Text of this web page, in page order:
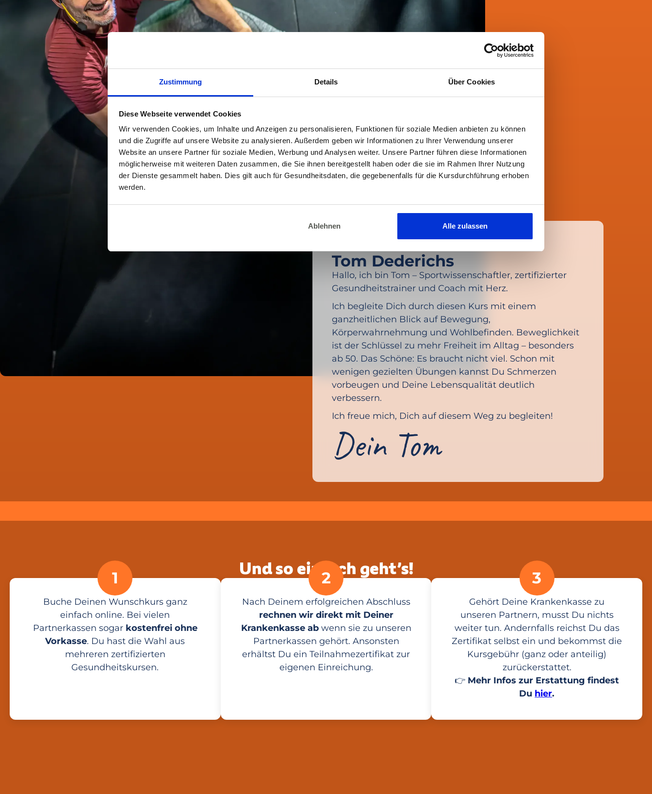
Zustimmung Details Über Cookies
Diese Webseite verwendet Cookies
Wir verwenden Cookies, um Inhalte und Anzeigen zu personalisieren, Funktionen für soziale Medien anbieten zu können
und die Zugriffe auf unsere Website zu analysieren. Außerdem geben wir Informationen zu Ihrer Verwendung unserer
Website an unsere Partner für soziale Medien, Werbung und Analysen weiter. Unsere Partner führen diese Informationen
möglicherweise mit weiteren Daten zusammen, die Sie ihnen bereitgestellt haben oder die sie im Rahmen Ihrer Nutzung
der Dienste gesammelt haben. Dies gilt auch für Gesundheitsdaten, die gegebenenfalls für die Kursdurchführung erhoben
werden.
Ablehnen Alle zulassen
Tom Dederichs
Hallo, ich bin Tom – Sportwissenschaftler, zertifizierter
Gesundheitstrainer und Coach mit Herz.
Ich begleite Dich durch diesen Kurs mit einem
ganzheitlichen Blick auf Bewegung,
Körperwahrnehmung und Wohlbefinden. Beweglichkeit
ist der Schlüssel zu mehr Freiheit im Alltag – besonders
ab 50. Das Schöne: Es braucht nicht viel. Schon mit
wenigen gezielten Übungen kannst Du Schmerzen
vorbeugen und Deine Lebensqualität deutlich
verbessern.
Ich freue mich, Dich auf diesem Weg zu begleiten!
Dein Tom
Und so einfach geht’s!
1
Buche Deinen Wunschkurs ganz
einfach online. Bei vielen
Partnerkassen sogar kostenfrei ohne
Vorkasse. Du hast die Wahl aus
mehreren zertifizierten
Gesundheitskursen.
2
Nach Deinem erfolgreichen Abschluss
rechnen wir direkt mit Deiner
Krankenkasse abwenn sie zu unseren
Partnerkassen gehört. Ansonsten
erhältst Du ein Teilnahmezertifikat zur
eigenen Einreichung.
3
Gehört Deine Krankenkasse zu
unseren Partnern, musst Du nichts
weiter tun. Andernfalls reichst Du das
Zertifikat selbst ein und bekommst die
Kursgebühr (ganz oder anteilig)
zurückerstattet.
👉 Mehr Infos zur Erstattung findest
Du hier.